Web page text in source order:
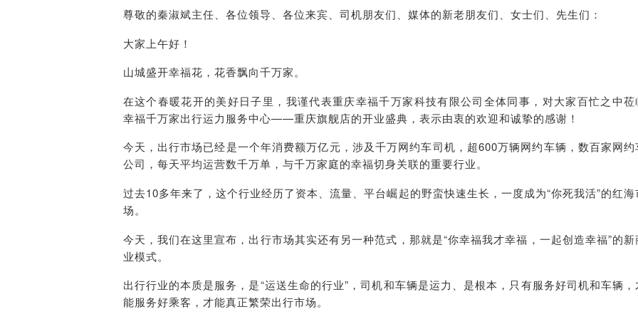
尊敬的秦淑斌主任、各位领导、各位来宾、司机朋友们、媒体的新老朋友们、女士们、先生们：
大家上午好！
山城盛开幸福花，花香飘向千万家。
在这个春暖花开的美好日子里，我谨代表重庆幸福千万家科技有限公司全体同事，对大家百忙之中莅
幸福千万家出行运力服务中心——重庆旗舰店的开业盛典，表示由衷的欢迎和诚挚的感谢！
今天，出行市场已经是一个年消费额万亿元，涉及千万网约车司机，超600万辆网约车辆，数百家网约
公司，每天平均运营数千万单，与千万家庭的幸福切身关联的重要行业。
过去10多年来了，这个行业经历了资本、流量、平台崛起的野蛮快速生长，一度成为“你死我活”的红海
场。
今天，我们在这里宣布，出行市场其实还有另一种范式，那就是“你幸福我才幸福，一起创造幸福”的新
业模式。
出行行业的本质是服务，是“运送生命的行业”，司机和车辆是运力、是根本，只有服务好司机和车辆，
能服务好乘客，才能真正繁荣出行市场。